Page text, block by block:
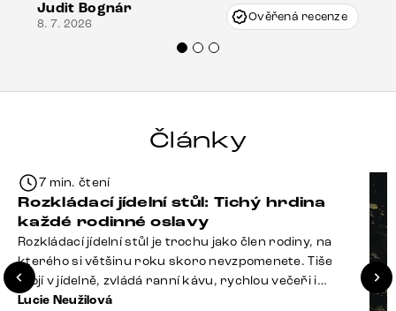
Vincze mi velmi korektně vyšli vstříc.
Doporučuji produkty Delife všem.“
Judit Bognár
8. 7. 2026 Ověřená recenze
Články
7 min. čtení
Rozkládací jídelní stůl: Tichý hrdina
každé rodinné oslavy
Rozkládací jídelní stůl je trochu jako člen rodiny, na
kterého si většinu roku skoro nevzpomenete. Tiše
stojí v jídelně, zvládá ranní kávu, rychlou večeři i
hromadu dopisů, které je potřeba „někdy vyřídit“. Pak
Lucie Neužilová